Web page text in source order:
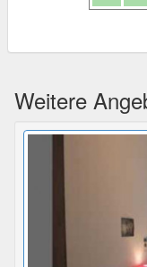
Weitere